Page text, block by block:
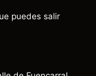
puedes salir